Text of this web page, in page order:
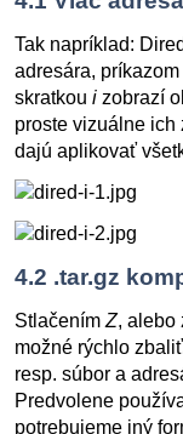
Tak napríklad:
adresára, príkazom
skratkou i zobrazí
proste vizuálne ich
dajú aplikovať
4.2 .tar.gz
Stlačením Z, alebo
možné rýchlo
resp. súbor a
Predvolene
potrebujeme iný